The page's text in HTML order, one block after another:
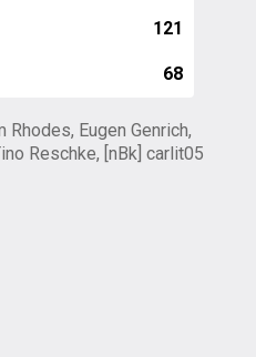
121
68
Rhodes, Eugen Genrich,
Reschke, [nBk] carlit05